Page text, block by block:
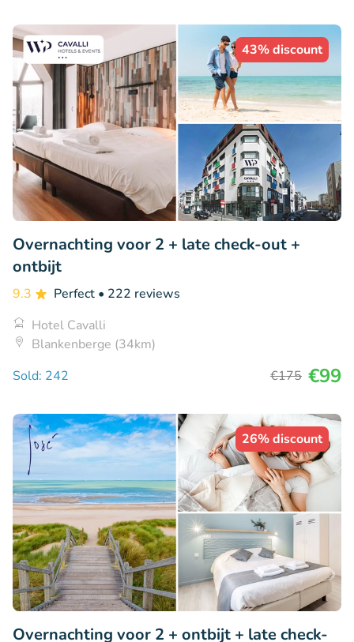
43% discount
Overnachting voor 2 + late check-out +
ontbijt
9.3 Perfect • 222 reviews
Hotel Cavalli
Blankenberge (34km)
Sold: 242
€175 €99
26% discount
Overnachting voor 2 + ontbijt + late check-